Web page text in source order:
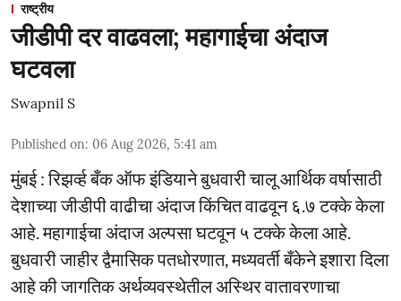
राष्ट्रीय
जीडीपी दर वाढवला; महागाईचा अंदाज
घटवला
Swapnil S
Published on: 06 Aug 2026, 5:41 am
मुंबई : रिझर्व्ह बँक ऑफ इंडियाने बुधवारी चालू आर्थिक वर्षासाठी
देशाच्या जीडीपी वाढीचा अंदाज किंचित वाढवून ६.७ टक्के केला
आहे. महागाईचा अंदाज अल्पसा घटवून ५ टक्के केला आहे.
बुधवारी जाहीर द्वैमासिक पतधोरणात, मध्यवर्ती बँकेने इशारा दिला
आहे की जागतिक अर्थव्यवस्थेतील अस्थिर वातावरणाचा